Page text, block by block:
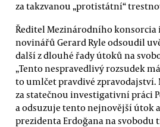
za takzvanou „protistátní“
Ředitel Mezinárodního
novinářů Gerard Ryle odsoudil
další z dlouhé řady útoků na
„Tento nespravedlivý rozsudek
to umlčet pravdivé zpravodajství.
za statečnou investigativní práci
a odsuzuje tento nejnovější útok
prezidenta Erdoğana na svobodu